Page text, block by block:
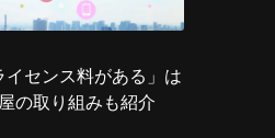
イセンス料がある」は
の取り組みも紹介